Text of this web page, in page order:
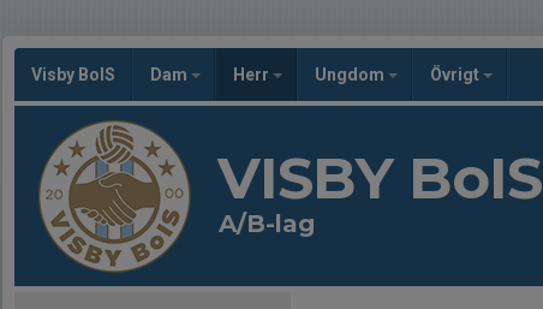
Visby BoIS Dam Herr Ungdom Övrigt
VISBY BoIS
A/B-lag